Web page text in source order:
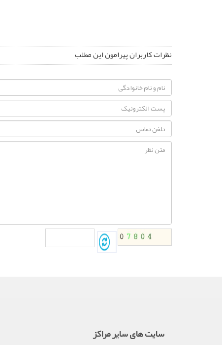
نظرات کاربران پیرامون این مطلب
سایت های سایر مراکز